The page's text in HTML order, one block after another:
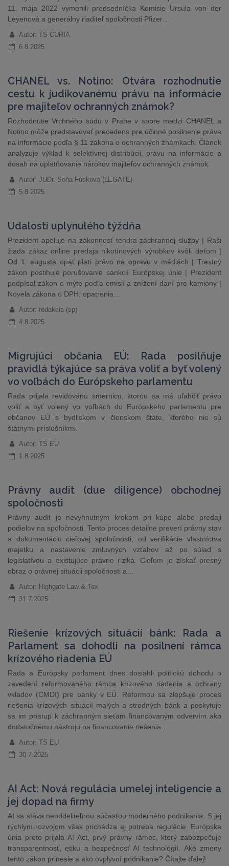
11. mája 2022 vymenili predsedníčka Komisie Ursula von der
Leyenová a generálny riaditeľ spoločnosti Pfizer…
Autor: TS CURIA
6.8.2025
CHANEL vs. Notino: Otvára rozhodnutie
cestu k judikovanému právu na informácie
pre majiteľov ochranných známok?
Rozhodnutie Vrchného súdu v Prahe v spore medzi CHANEL a
Notino môže predstavovať precedens pre účinné posilnenie práva
na informácie podľa § 11 zákona o ochranných známkach. Článok
analyzuje výklad k selektívnej distribúcii, právu na informácie a
dosah na uplatňovanie nárokov majiteľov ochranných známok.
Autor: JUDr. Soňa Fúsková (LEGATE)
5.8.2025
Udalosti uplynulého týždňa
Prezident apeluje na zákonnosť tendra záchrannej služby | Raši
žiada zákaz online predaja nikotínových výrobkov kvôli deťom |
Od 1. augusta opäť platí právo na opravu v médiách | Trestný
zákon postihuje porušovanie sankcií Európskej únie | Prezident
podpísal zákon o mýte podľa emisií a znížení daní pre kamióny |
Novela zákona o DPH: opatrenia…
Autor: redakcia (sp)
4.8.2025
Migrujúci občania EÚ: Rada posilňuje
pravidlá týkajúce sa práva voliť a byť volený
vo voľbách do Európskeho parlamentu
Rada prijala revidovanú smernicu, ktorou sa má uľahčiť právo
voliť a byť volený vo voľbách do Európskeho parlamentu pre
občanov EÚ s bydliskom v členskom štáte, ktorého nie sú
štátnymi príslušníkmi.
Autor: TS EU
1.8.2025
Právny audit (due diligence) obchodnej
spoločnosti
Právny audit je nevyhnutným krokom pri kúpe alebo predaji
podielov na spoločnosti. Tento proces detailne preverí právny stav
a dokumentáciu cieľovej spoločnosti, od verifikácie vlastníctva
majetku a nastavenie zmluvných vzťahov až po súlad s
legislatívou a existujúce právne riziká. Cieľom je získať presný
obraz o právnej situácii spoločnosti a…
Autor: Highgate Law & Tax
31.7.2025
Riešenie krízových situácií bánk: Rada a
Parlament sa dohodli na posilnení rámca
krízového riadenia EÚ
Rada a Európsky parlament dnes dosiahli politickú dohodu o
zavedení reformovaného rámca krízového riadenia a ochrany
vkladov (CMDI) pre banky v EÚ. Reformou sa zlepšuje proces
riešenia krízových situácií malých a stredných bánk a poskytuje
sa im prístup k záchranným sieťam financovaným odvetvím ako
dodatočnému nástroju na financovanie riešenia…
Autor: TS EU
30.7.2025
AI Act: Nová regulácia umelej inteligencie a
jej dopad na firmy
AI sa stáva neoddeliteľnou súčasťou moderného podnikania. S jej
rýchlym rozvojom však prichádza aj potreba regulácie. Európska
únia preto prijala AI Act, prvý právny rámec, ktorý zabezpečuje
transparentnosť, etiku a bezpečnosť AI technológií. Aké zmeny
tento zákon prinesie a ako ovplyvní podnikanie? Čítajte ďalej!